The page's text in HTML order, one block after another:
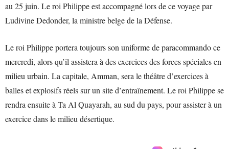
au 25 juin. Le roi Philippe est accompagné lors de ce voyage par
Ludivine Dedonder, la ministre belge de la Défense.
Le roi Philippe portera toujours son uniforme de paracommando ce
mercredi, alors qu’il assistera à des exercices des forces spéciales en
milieu urbain. La capitale, Amman, sera le théâtre d’exercices à
balles et explosifs réels sur un site d’entraînement. Le roi Philippe se
rendra ensuite à Ta Al Quayarah, au sud du pays, pour assister à un
exercice dans le milieu désertique.